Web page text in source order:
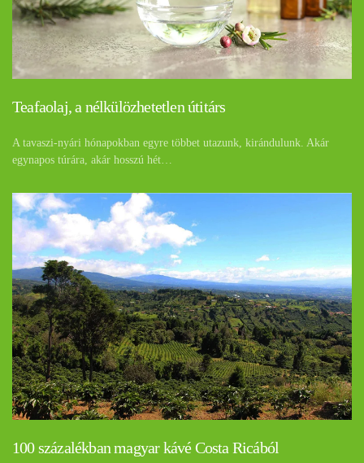
Teafaolaj, a nélkülözhetetlen útitárs
A tavaszi-nyári hónapokban egyre többet utazunk, kirándulunk. Akár
egynapos túrára, akár hosszú hét…
100 százalékban magyar kávé Costa Ricából